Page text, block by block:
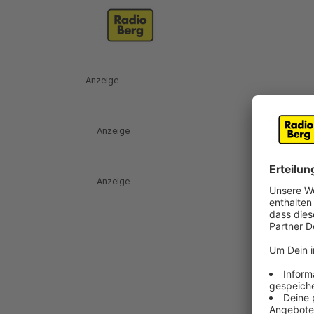
Anzeige
Anzeige
Anzeige